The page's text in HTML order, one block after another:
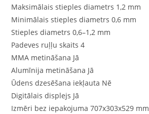
Maksimālais stieples diametrs 1,2 mm
Minimālais stieples diametrs 0,6 mm
Stieples diametrs 0,6–1,2 mm
Padeves ruļļu skaits 4
MMA metināšana Jā
Alumīnija metināšana Jā
Ūdens dzesēšana iekļauta Nē
Digitālais displejs Jā
Izmēri bez iepakojuma 707x303x529 mm